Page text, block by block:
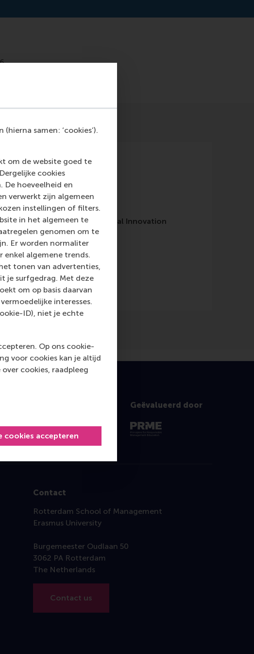
samen: ‘cookies’).
om de website goed te
cookies
De hoeveelheid en
verwerkt zijn algemeen
instellingen of filters.
in het algemeen te
genomen om te
Er worden normaliter
enkel algemene trends.
tonen van advertenties,
je surfgedrag. Met deze
om op basis daarvan
interesses.
ID), niet je echte
Op ons cookie-
voor cookies kan je altijd
cookies, raadpleeg
cookies accepteren
Journal of Experimental Innovation
Geëvalueerd door
Contact
Rotterdam School of Management
Erasmus University
Burgemeester Oudlaan 50
3062 PA Rotterdam
The Netherlands
Contact us